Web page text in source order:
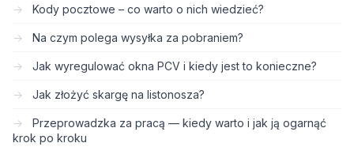
Kody pocztowe – co warto o nich wiedzieć?
Na czym polega wysyłka za pobraniem?
Jak wyregulować okna PCV i kiedy jest to konieczne?
Jak złożyć skargę na listonosza?
Przeprowadzka za pracą — kiedy warto i jak ją ogarnąć
krok po kroku